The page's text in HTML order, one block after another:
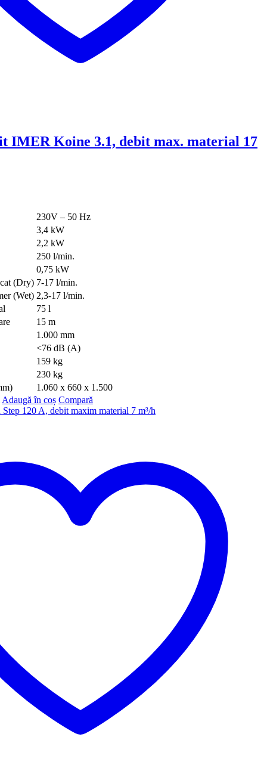
IMER Koine 3.1, debit max. material 17
230V – 50 Hz
3,4 kW
2,2 kW
250 l/min.
0,75 kW
(Dry) 7-17 l/min.
(Wet) 2,3-17 l/min.
75 l
15 m
1.000 mm
<76 dB (A)
159 kg
230 kg
1.060 x 660 x 1.500
Adaugă în coș Compară